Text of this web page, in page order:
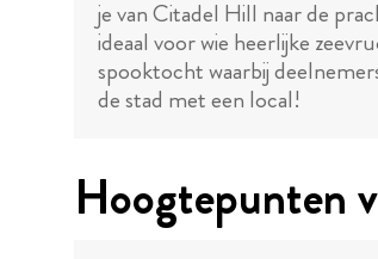
je van Citadel Hill naar de
ideaal voor wie heerlijke
spooktocht waarbij
de stad met een local!
Hoogtepunten